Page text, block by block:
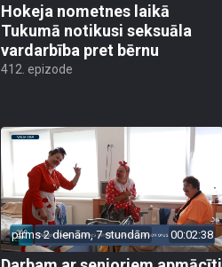
Hokeja nometnes laikā
Tukumā notikusi seksuāla
vardarbība pret bērnu
412. epizode
pirms 2 dienām, 7 stundām 00:02:38